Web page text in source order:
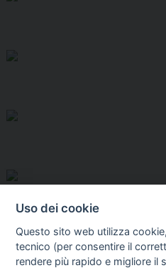
Uso dei cookie
Questo sito web utilizza
tecnico (per consentire il
rendere più rapido e migliore il